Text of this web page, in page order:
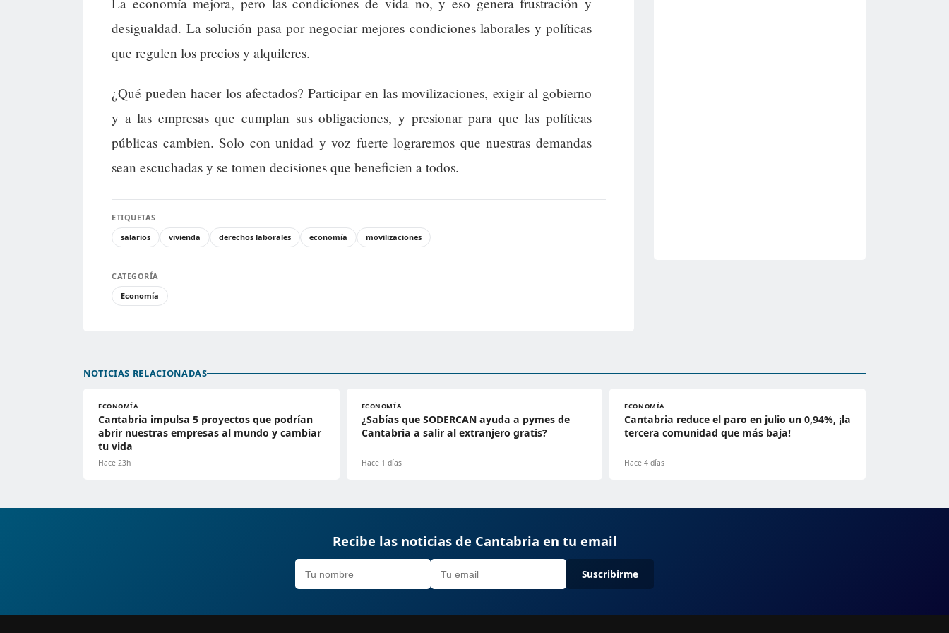
desigualdad. La solución pasa por negociar mejores condiciones laborales y políticas
que regulen los precios y alquileres.
¿Qué pueden hacer los afectados? Participar en las movilizaciones, exigir al gobierno
y a las empresas que cumplan sus obligaciones, y presionar para que las políticas
públicas cambien. Solo con unidad y voz fuerte lograremos que nuestras demandas
sean escuchadas y se tomen decisiones que beneficien a todos.
ETIQUETAS
salarios
vivienda derechos laborales economía movilizaciones
CATEGORÍA
Economía
NOTICIAS RELACIONADAS
ECONOMÍA
Cantabria impulsa 5 proyectos que podrían
abrir nuestras empresas al mundo y cambiar
tu vida
Hace 23h
ECONOMÍA
¿Sabías que SODERCAN ayuda a pymes de
Cantabria a salir al extranjero gratis?
Hace 1 días
ECONOMÍA
Cantabria reduce el paro en julio un 0,94%, ¡la
tercera comunidad que más baja!
Hace 4 días
Recibe las noticias de Cantabria en tu email
Suscribirme